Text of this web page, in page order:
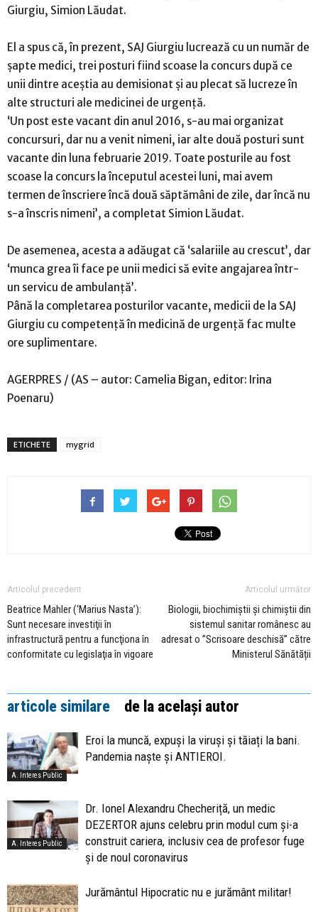
Giurgiu, Simion Lăudat.
El a spus că, în prezent, SAJ Giurgiu lucrează cu un număr de
şapte medici, trei posturi fiind scoase la concurs după ce
unii dintre aceştia au demisionat şi au plecat să lucreze în
alte structuri ale medicinei de urgenţă.
‘Un post este vacant din anul 2016, s-au mai organizat
concursuri, dar nu a venit nimeni, iar alte două posturi sunt
vacante din luna februarie 2019. Toate posturile au fost
scoase la concurs la începutul acestei luni, mai avem
termen de înscriere încă două săptămâni de zile, dar încă nu
s-a înscris nimeni’, a completat Simion Lăudat.
De asemenea, acesta a adăugat că ‘salariile au crescut’, dar
‘munca grea îi face pe unii medici să evite angajarea într-
un servicu de ambulanţă’.
Până la completarea posturilor vacante, medicii de la SAJ
Giurgiu cu competenţă în medicină de urgenţă fac multe
ore suplimentare.
AGERPRES / (AS – autor: Camelia Bigan, editor: Irina
Poenaru)
ETICHETE mygrid
Articolul precedent
Beatrice Mahler (‘Marius Nasta’):
Sunt necesare investiţii în
infrastructură pentru a funcţiona în
conformitate cu legislaţia în vigoare
Articolul următor
Biologii, biochimiștii și chimiștii din
sistemul sanitar românesc au
adresat o ”Scrisoare deschisă” către
Ministerul Sănătății
articole similare de la același autor
A. Interes Public
Eroi la muncă, expuși la viruși și tăiați la bani.
Pandemia naște și ANTIEROI.
A. Interes Public
Dr. Ionel Alexandru Checheriță, un medic
DEZERTOR ajuns celebru prin modul cum și-a
construit cariera, inclusiv cea de profesor fuge
și de noul coronavirus
Jurământul Hipocratic nu e jurământ militar!